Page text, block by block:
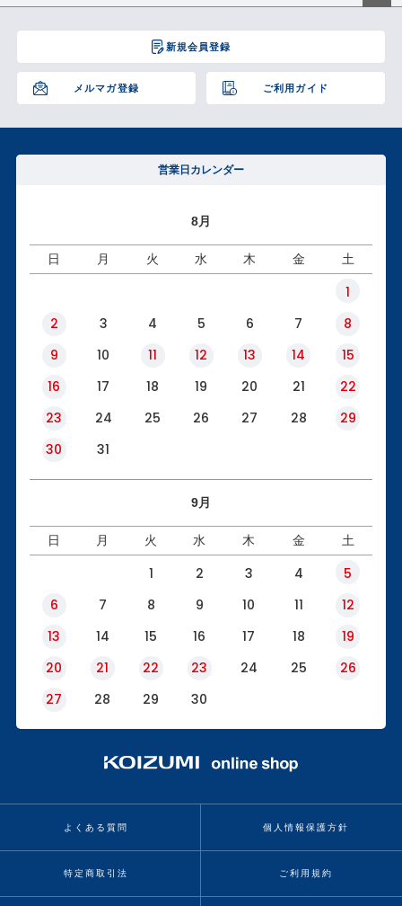
新規会員登録
メルマガ登録 ご利用ガイド
ジト
へ
営業日カレンダー
8月
日 月 火 水 木 金 土
1
2
3 4 5 6 7
8
9
10 11 12 13 14
15
16
17 18 19 20 21
22
23
24 25 26 27 28
29
30
31
9月
日 月 火 水 木 金 土
1 2 3 4
5
6
7 8 9 10 11
12
13
14 15 16 17 18
19
20
21 22 23 24 25
26
27
28 29 30
よくある質問 個人情報保護方針
特定商取引法 ご利用規約